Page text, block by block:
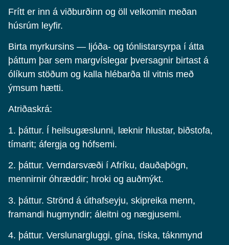
Frítt er inn á viðburðinn og öll velkomin meðan
húsrúm leyfir.
Birta myrkursins — ljóða- og tónlistarsyrpa í átta
þáttum þar sem margvíslegar þversagnir birtast á
ólíkum stöðum og kalla hlébarða til vitnis með
ýmsum hætti.
Atriðaskrá:
1. þáttur. Í heilsugæslunni, læknir hlustar, biðstofa,
tímarit; áfergja og hófsemi.
2. þáttur. Verndarsvæði í Afríku, dauðaþögn,
mennirnir óhræddir; hroki og auðmýkt.
3. þáttur. Strönd á úthafseyju, skipreika menn,
framandi hugmyndir; áleitni og nægjusemi.
4. þáttur. Verslunargluggi, gína, tíska, táknmynd